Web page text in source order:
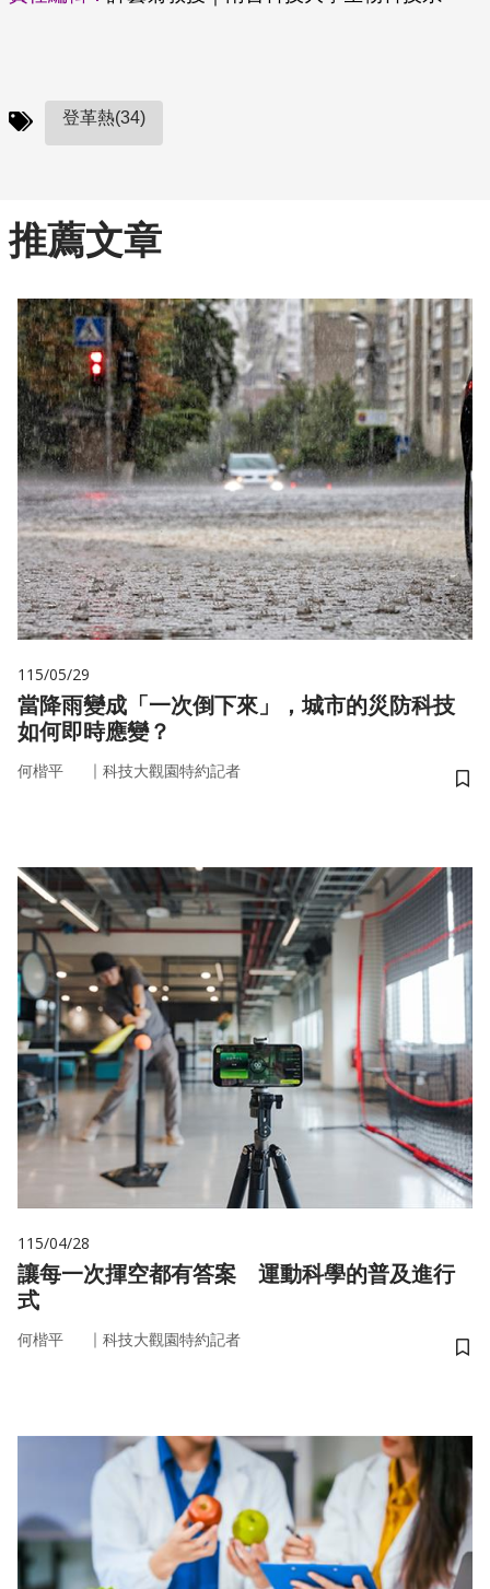
登革熱(34)
推薦文章
115/05/29
當降雨變成「一次倒下來」，城市的災防科技
如何即時應變？
何楷平 ｜ 科技大觀園特約記者
儲
115/04/28
讓每一次揮空都有答案 運動科學的普及進行
式
何楷平 ｜ 科技大觀園特約記者
儲